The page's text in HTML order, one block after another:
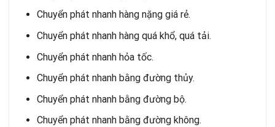
Chuyển phát nhanhhàng nặng giá rẻ.
Chuyển phát nhanhhàng quá khổ, quá tải.
Chuyển phát nhanhhỏa tốc.
Chuyển phát nhanhbằng đường thủy.
Chuyển phát nhanhbằng đường bộ.
Chuyển phát nhanhbằng đường không.